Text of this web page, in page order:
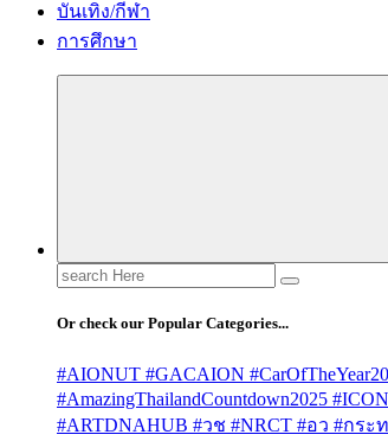
บันเทิง/กีฬา
การศึกษา
Search
for:
Or check our Popular Categories...
#AIONUT #GACAION
#AmazingThailandCountdown2025
#ARTDNAHUB #วช #NRCT #อว #กร